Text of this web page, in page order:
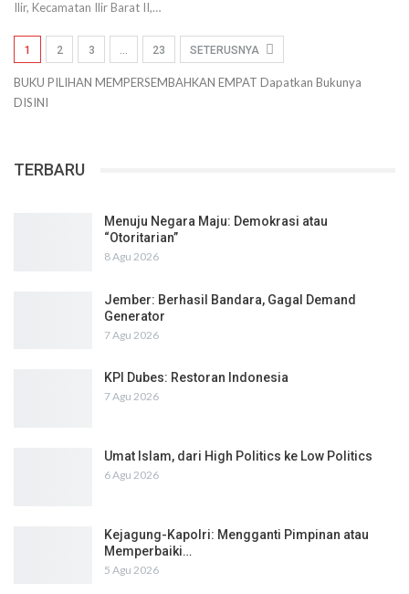
Ilir, Kecamatan Ilir Barat II,…
1 2 3 … 23 SETERUSNYA
BUKU PILIHAN MEMPERSEMBAHKAN EMPAT Dapatkan Bukunya
DISINI
TERBARU
Menuju Negara Maju: Demokrasi atau
“Otoritarian”
8 Agu 2026
Jember: Berhasil Bandara, Gagal Demand
Generator
7 Agu 2026
KPI Dubes: Restoran Indonesia
7 Agu 2026
Umat Islam, dari High Politics ke Low Politics
6 Agu 2026
Kejagung-Kapolri: Mengganti Pimpinan atau
Memperbaiki…
5 Agu 2026